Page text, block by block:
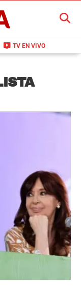
live_tv TV EN VIVO
BUSCAR